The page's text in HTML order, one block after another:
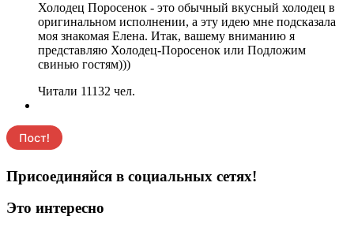
Холодец Поросенок - это обычный вкусный холодец в
оригинальном исполнении, а эту идею мне подсказала
моя знакомая Елена. Итак, вашему вниманию я
представляю Холодец-Поросенок или Подложим
свинью гостям)))
Читали 11132 чел.
Присоединяйся в социальных сетях!
Это интересно